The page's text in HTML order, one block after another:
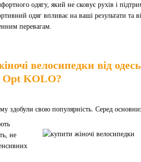
одягу, який не сковує рухів і
одяг впливає на ваші результати та
перевагам.
велосипедки від
Opt KOLO?
здобули свою популярність. Серед
не